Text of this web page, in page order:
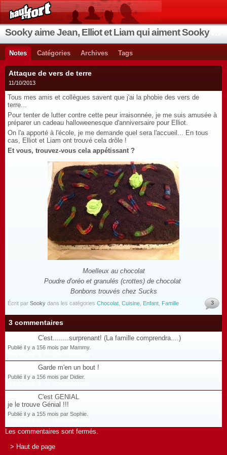
Notes Catégories Archives Tags
Attaque de vers de terre
11/10/2013
Tous mes amis et collègues savent que j'ai la phobie des vers de
terre...
Pour tenter de lutter contre cette peur irraisonnée, je me suis amusée à
préparer un cadeau halloweenesque d'anniversaire pour Elliot.
On l'a apporté à l'école, je me demande quel sera l'accueil... En tous
cas, Elliot et Liam ont trouvé cela drôle !
Et vous, trouvez-vous cela appétissant ?
Moelleux au chocolat
Poudre d'oréo et granulés (crottes) de chocolat
Bonbons trouvés chez Sucks
Écrit par Sooky dans les catégories Chocolat Cuisine Enfant Famille 3
3 commentaires
C'est........surprenant! (La famille comprendra....)
Publié il y a 156 mois par Mammy.
Garde m'en un bout !
Publié il y a 156 mois par Didier.
C'est GENIAL
je le trouve Génial !!!
Publié il y a 155 mois par Sophie.
Les commentaires sont fermés.
> Haut de page